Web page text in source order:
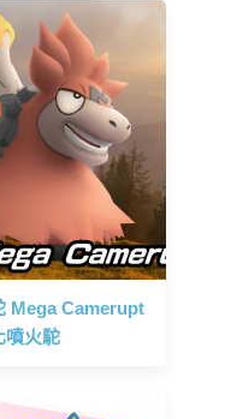
Mega Camerupt
噴火駝